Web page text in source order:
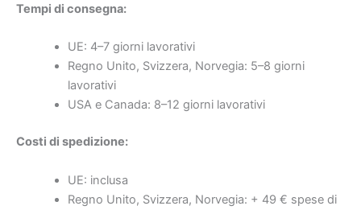
Tempi di consegna:
UE: 4–7 giorni lavorativi
Regno Unito, Svizzera, Norvegia: 5–8 giorni
lavorativi
USA e Canada: 8–12 giorni lavorativi
Costi di spedizione:
UE: inclusa
Regno Unito, Svizzera, Norvegia: + 49 € spese di